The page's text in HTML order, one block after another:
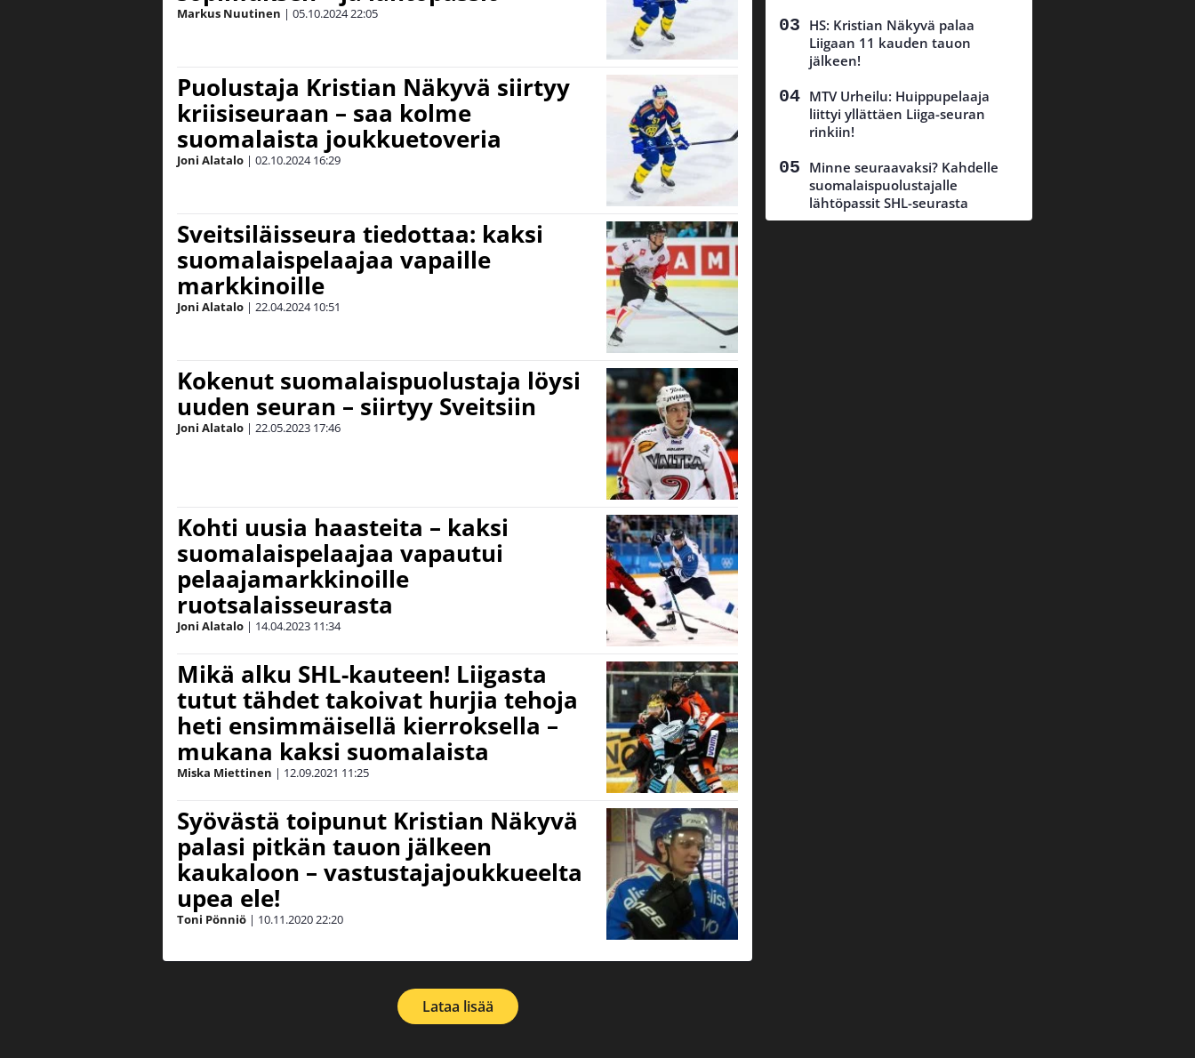
Markus Nuutinen | 05.10.202422:05
Puolustaja Kristian Näkyvä siirtyy
kriisiseuraan – saa kolme
suomalaista joukkuetoveria
Joni Alatalo | 02.10.2024 16:29
Sveitsiläisseura tiedottaa: kaksi
suomalaispelaajaa vapaille
markkinoille
Joni Alatalo | 22.04.2024 10:51
Kokenut suomalaispuolustaja löysi
uuden seuran – siirtyy Sveitsiin
Joni Alatalo | 22.05.2023 17:46
Kohti uusia haasteita – kaksi
suomalaispelaajaa vapautui
pelaajamarkkinoille
ruotsalaisseurasta
Joni Alatalo | 14.04.2023 11:34
Mikä alku SHL-kauteen! Liigasta
tutut tähdet takoivat hurjia tehoja
heti ensimmäisellä kierroksella –
mukana kaksi suomalaista
Miska Miettinen | 12.09.2021 11:25
Syövästä toipunut Kristian Näkyvä
palasi pitkän tauon jälkeen
kaukaloon – vastustajajoukkueelta
upea ele!
Toni Pönniö | 10.11.202022:20
Lataa lisää
HS: Kristian Näkyvä palaa
Liigaan 11 kauden tauon
jälkeen!
MTV Urheilu: Huippupelaaja
liittyi yllättäen Liiga-seuran
rinkiin!
Minne seuraavaksi? Kahdelle
suomalaispuolustajalle
lähtöpassit SHL-seurasta